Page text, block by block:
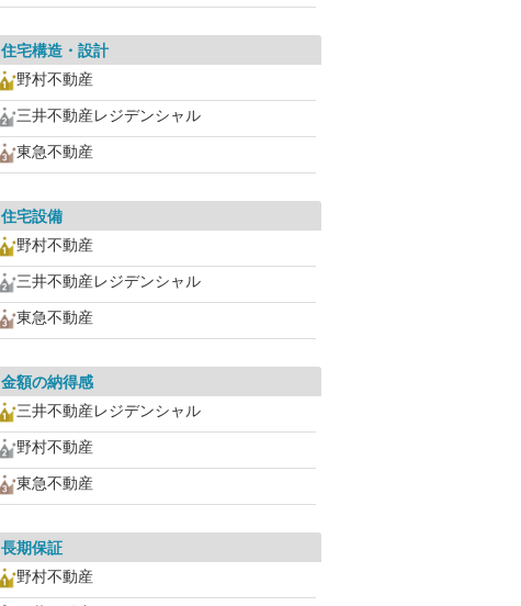
住宅構造・設計
野村不動産
三井不動産レジデンシャル
東急不動産
住宅設備
野村不動産
三井不動産レジデンシャル
東急不動産
金額の納得感
三井不動産レジデンシャル
野村不動産
東急不動産
長期保証
野村不動産